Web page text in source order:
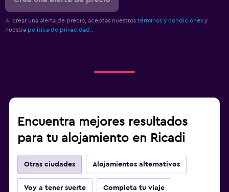
Bar/lounge
Minibar
Armario o clóset
Zona de trabajo
Fax/fotocopiadora
Al crear una alerta de precio, aceptas nuestros términos y condiciones y
nuestra política de privacidad.
Encuentra mejores resultados
para tu alojamiento en Ricadi
Otras ciudades Alojamientos alternativos
Voy a tener suerte Completa tu viaje